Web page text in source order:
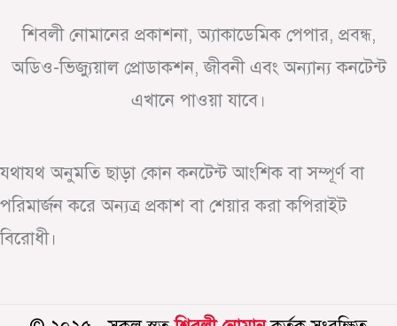
শিবলী নোমানের প্রকাশনা, অ্যাকাডেমিক পেপার, প্রবন্ধ,
অডিও-ভিজ্যুয়াল প্রোডাকশন, জীবনী এবং অন্যান্য কনটেন্ট
এখানে পাওয়া যাবে।
যথাযথ অনুমতি ছাড়া কোন কনটেন্ট আংশিক বা সম্পূর্ণ বা
পরিমার্জন করে অন্যত্র প্রকাশ বা শেয়ার করা কপিরাইট
বিরোধী।